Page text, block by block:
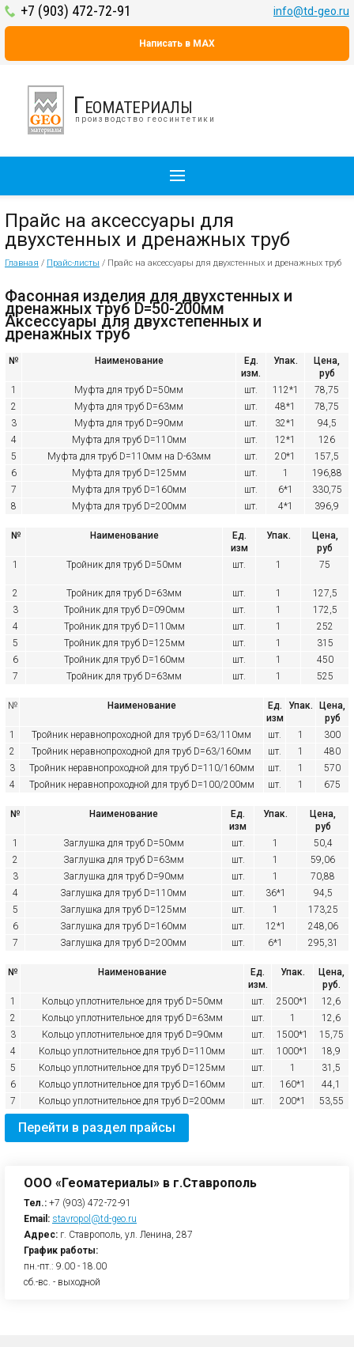
+7 (903) 472-72-91 info@td-geo.ru
Написать в MAX
Геоматериалы
производство геосинтетики
Прайс на аксессуары для
двухстенных и дренажных труб
Главная / Прайс-листы / Прайс на аксессуары для двухстенных и дренажных труб
Фасонная изделия для двухстенных и
дренажных труб D=50-200мм
Аксессуары для двухстепенных и
дренажных труб
№ Наименование
Ед.
изм.
Упак.
Цена,
руб
1
Муфта для труб D=50мм шт. 112*1
78,75
2
Муфта для труб D=63мм шт. 48*1
78,75
3
Муфта для труб D=90мм шт. 32*1
94,5
4
Муфта для труб D=110мм шт. 12*1
126
5
Муфта для труб D=110мм на D-63мм шт. 20*1
157,5
6
Муфта для труб D=125мм шт. 1
196,88
7
Муфта для труб D=160мм шт. 6*1
330,75
8
Муфта для труб D=200мм шт. 4*1 396,9
№ Наименование
Ед.
изм
Упак.
Цена,
руб
1
Тройник для труб D=50мм шт. 1 75
2 Тройник для труб D=63мм шт. 1
127,5
3
Тройник для труб D=090мм шт. 1
172,5
4
Тройник для труб D=110мм шт. 1
252
5
Тройник для труб D=125мм шт. 1
315
6
Тройник для труб D=160мм шт. 1
450
7
Тройник для труб D=63мм шт. 1 525
№ Наименование
Ед.
изм
Упак.
Цена,
руб
1
Тройник неравнопроходной для труб D=63/110мм шт. 1
300
2
Тройник неравнопроходной для труб D=63/160мм шт. 1
480
3
Тройник неравнопроходной для труб D=110/160мм шт. 1
570
4
Тройник неравнопроходной для труб D=100/200мм шт. 1 675
№ Наименование
Ед.
изм
Упак.
Цена,
руб
1
Заглушка для труб D=50мм шт. 1
50,4
2
Заглушка для труб D=63мм шт. 1
59,06
3
Заглушка для труб D=90мм шт. 1
70,88
4
Заглушка для труб D=110мм шт. 36*1
94,5
5
Заглушка для труб D=125мм шт. 1
173,25
6
Заглушка для труб D=160мм шт. 12*1
248,06
7
Заглушка для труб D=200мм шт. 6*1 295,31
№ Наименование
Ед.
изм.
Упак.
Цена,
руб.
1
Кольцо уплотнительное для труб D=50мм шт. 2500*1
12,6
2
Кольцо уплотнительное для труб D=63мм шт. 1
12,6
3
Кольцо уплотнительное для труб D=90мм шт. 1500*1
15,75
4
Кольцо уплотнительное для труб D=110мм шт. 1000*1
18,9
5
Кольцо уплотнительное для труб D=125мм шт. 1
31,5
6
Кольцо уплотнительное для труб D=160мм шт. 160*1
44,1
7
Кольцо уплотнительное для труб D=200мм шт. 200*1 53,55
Перейти в раздел прайсы
ООО «Геоматериалы» в г.Ставрополь
Тел.: +7 (903) 472-72-91
Email: stavropol@td-geo.ru
Адрес: г. Ставрополь, ул. Ленина, 287
График работы:
пн.-пт.: 9.00 - 18.00
сб.-вс. - выходной